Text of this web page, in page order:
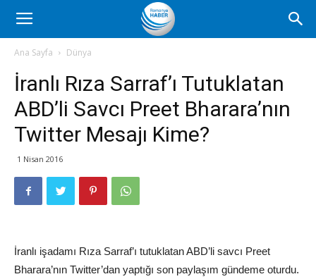
Romanya
Haber
Ana Sayfa Dünya
İranlı Rıza Sarraf’ı Tutuklatan
ABD’li Savcı Preet Bharara’nın
Twitter Mesajı Kime?
1 Nisan 2016
İranlı işadamı Rıza Sarraf’ı tutuklatan ABD’li savcı Preet
Bharara’nın Twitter’dan yaptığı son paylaşım gündeme oturdu.